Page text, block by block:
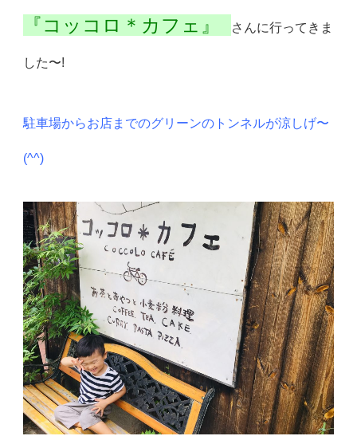
『コッコロ＊カフェ』 さんに行ってきま
した〜!
駐車場からお店までのグリーンのトンネルが涼しげ〜
(^^)